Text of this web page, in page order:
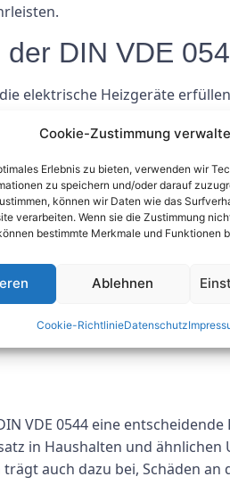
Cookie-Zustimmung
Erlebnis zu bieten, verwenden wir
zu speichern und/oder darauf
können wir Daten wie das
verarbeiten. Wenn sie die Zustimmung
bestimmte Merkmale und Funktionen
Ablehnen
Cookie-RichtlinieDatenschutz
DIN VDE
elektrische Heizgeräte
Isolierung verfügen,
der angegebenen
ausgestattet sein,
für die Sicherheit während des
durchführen, um die Einhaltung
der Temperaturgrenzen
zertifiziert werden.
VDE 0544 eine
in Haushalten und
auch dazu bei, Schäden an